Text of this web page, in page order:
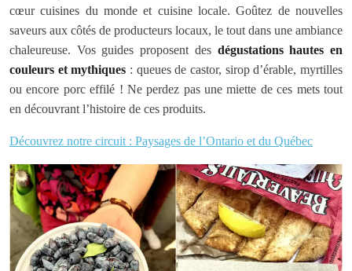
cœur cuisines du monde et cuisine locale. Goûtez de nouvelles
saveurs aux côtés de producteurs locaux, le tout dans une ambiance
chaleureuse. Vos guides proposent des dégustations hautes en
couleurs et mythiques : queues de castor, sirop d’érable, myrtilles
ou encore porc effilé ! Ne perdez pas une miette de ces mets tout
en découvrant l’histoire de ces produits.
Découvrez notre circuit : Paysages de l’Ontario et du Québec